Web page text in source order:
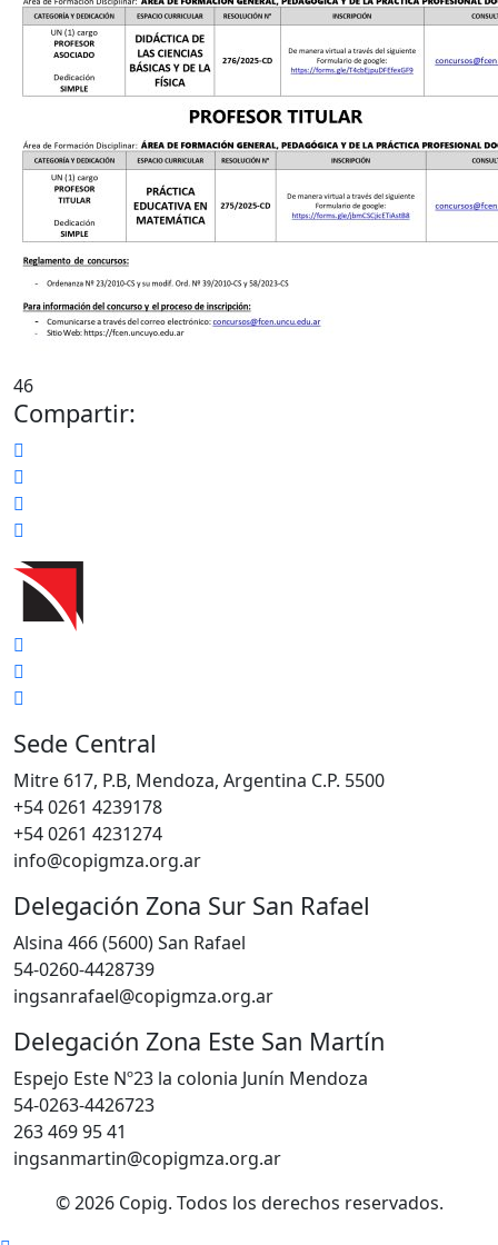
46
Compartir:
Sede Central
Mitre 617, P.B, Mendoza, Argentina C.P. 5500
+54 0261 4239178
+54 0261 4231274
info@copigmza.org.ar
Delegación Zona Sur San Rafael
Alsina 466 (5600) San Rafael
54-0260-4428739
ingsanrafael@copigmza.org.ar
Delegación Zona Este San Martín
Espejo Este Nº23 la colonia Junín Mendoza
54-0263-4426723
263 469 95 41
ingsanmartin@copigmza.org.ar
© 2026 Copig. Todos los derechos reservados.